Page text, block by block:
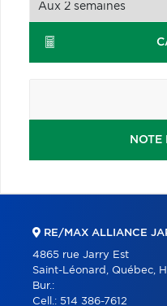
NOTE
RE/MAX ALLIANCE
4865 rue Jarry Est
Saint-Léonard, Québec,
Bur.:
Cell.: 514 386-7612